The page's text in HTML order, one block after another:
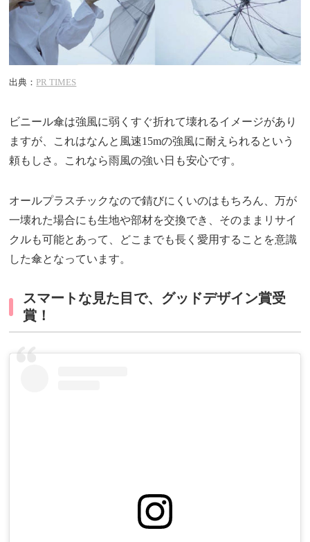
出典： PR TIMES
ビニール傘は強風に弱くすぐ折れて壊れるイメージがあり
ますが、これはなんと風速15mの強風に耐えられるという
頼もしさ。これなら雨風の強い日も安心です。
オールプラスチックなので錆びにくいのはもちろん、万が
一壊れた場合にも生地や部材を交換でき、そのままリサイ
クルも可能とあって、どこまでも長く愛用することを意識
した傘となっています。
スマートな見た目で、グッドデザイン賞受
賞！